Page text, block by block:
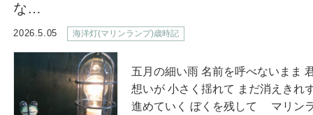
な…
2026.5.05 海洋灯(マリンランプ)歳時記
五月の細い雨 名前を呼べないまま
想いが 小さく揺れて まだ消えきれ
進めていく ぼくを残して マリン